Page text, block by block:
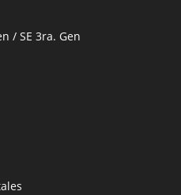
/ SE 3ra. Gen